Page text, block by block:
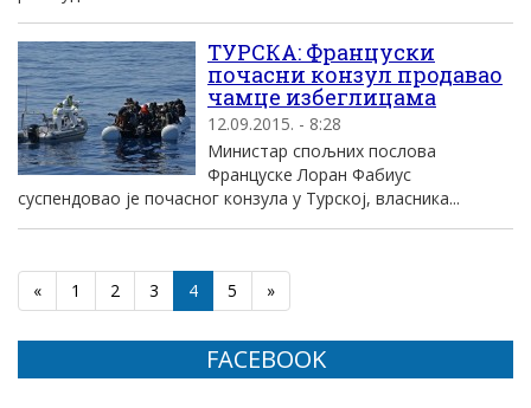
ТУРСКА: Француски
почасни конзул продавао
чамце избеглицама
12.09.2015. - 8:28
Министар спољних послова
Француске Лоран Фабиус
суспендовао је почасног конзула у Турској, власника...
« 1 2 3 4 5 »
FACEBOOK